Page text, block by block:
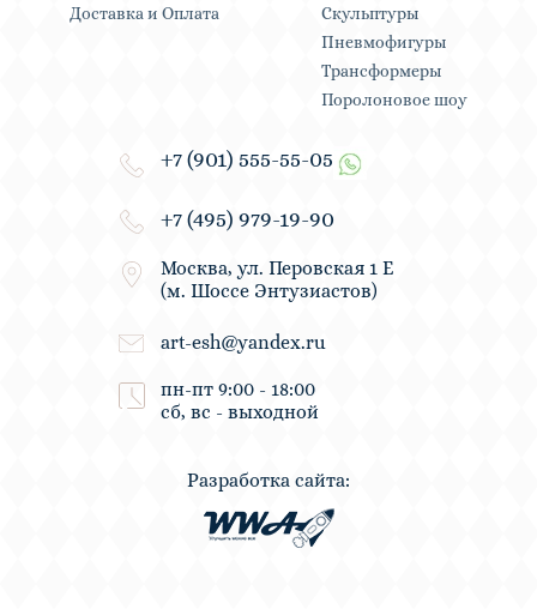
Доставка и Оплата
Скульптуры
Пневмофигуры
Трансформеры
Поролоновое шоу
+7 (901) 555-55-05
+7 (495) 979-19-90
Москва, ул. Перовская 1 Е
(м. Шоссе Энтузиастов)
art-esh@yandex.ru
пн-пт 9:00 - 18:00
сб, вс - выходной
Разработка сайта: